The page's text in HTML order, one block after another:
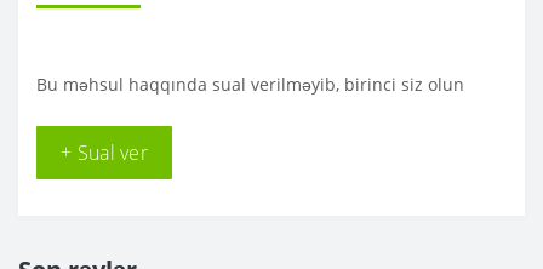
Bu məhsul haqqında sual verilməyib, birinci siz olun
+ Sual ver